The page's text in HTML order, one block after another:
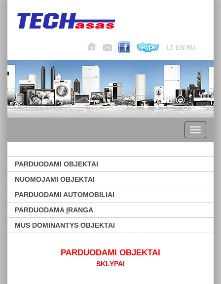
LT EN RU
Toggle
PARDUODAMI OBJEKTAI
NUOMOJAMI OBJEKTAI
PARDUODAMI AUTOMOBILIAI
PARDUODAMA ĮRANGA
MUS DOMINANTYS OBJEKTAI
PARDUODAMI OBJEKTAI
SKLYPAI